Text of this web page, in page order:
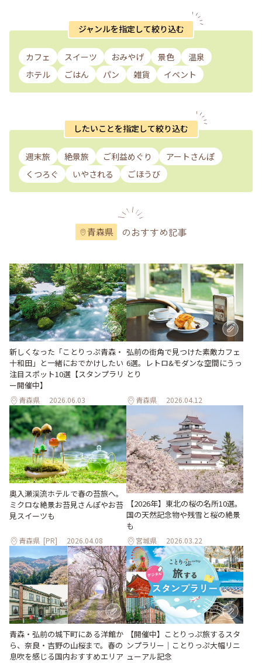
ジャンルを指定して絞り込む
カフェ スイーツ おみやげ 景色
温泉
ホテル
ごはん パン 雑貨 イベント
したいことを指定して絞り込む
週末旅 絶景旅 ご利益めぐり
アートさんぽ
くつろぐ
いやされる ごほうび
青森県 のおすすめ記事
新しくなった「ことりっぷ青森・
十和田」と一緒におでかけしたい
注目スポット10選【スタンプラリ
ー開催中】
青森県 2026.06.03
弘前の街角で見つけた素敵カフェ
6選。レトロ&モダンな空間にうっ
とり
青森県 2026.04.12
奥入瀬渓流ホテルで春の苔旅へ。
ミクロな絶景お苔見さんぽやお苔
見スイーツも
青森県 [PR] 2026.04.08
【2026年】東北の桜の名所10選。
国の天然記念物や残雪と桜の絶景
も
宮城県 2026.03.22
青森・弘前の城下町にある洋館か
ら、奈良・吉野の山桜まで。春の
息吹を感じる国内おすすめエリア
【開催中】ことりっぷ旅するスタ
ンプラリー｜ことりっぷ大幅リニ
ューアル記念